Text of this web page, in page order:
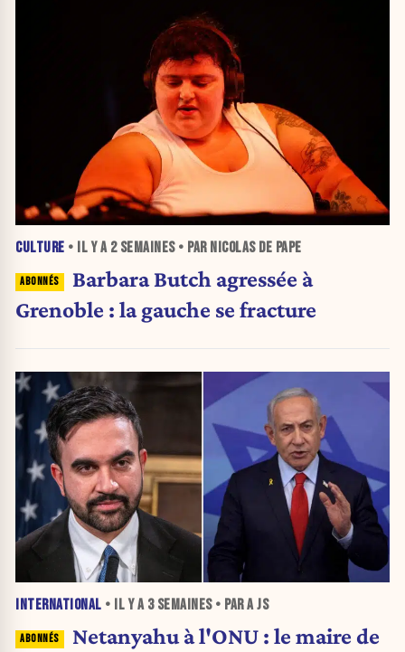
CULTURE • IL Y A 2 SEMAINES• PAR NICOLAS DE PAPE
Barbara Butch agressée à
Grenoble : la gauche se fracture
INTERNATIONAL • IL Y A 3 SEMAINES• PAR A JS
Netanyahu à l'ONU : le maire de